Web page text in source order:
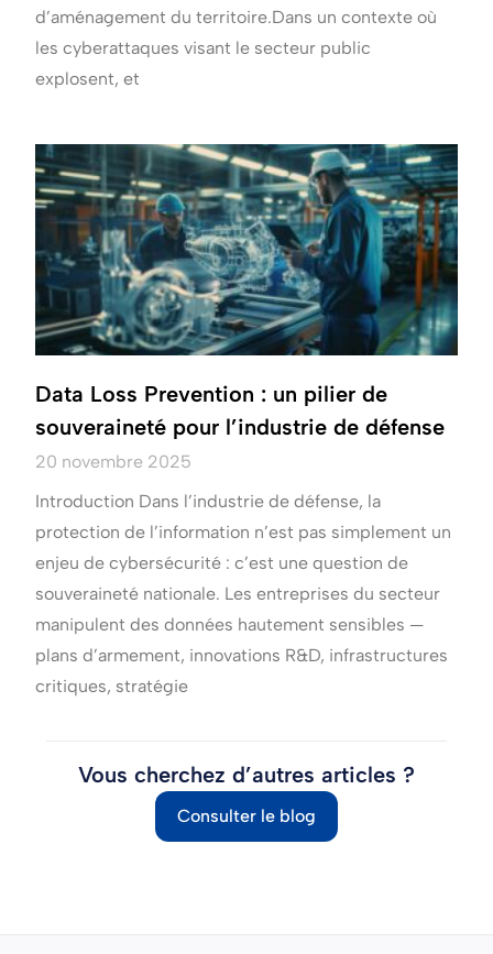
d’aménagement du territoire.Dans un contexte où
les cyberattaques visant le secteur public
explosent, et
Data Loss Prevention : un pilier de
souveraineté pour l’industrie de défense
20 novembre 2025
Introduction Dans l’industrie de défense, la
protection de l’information n’est pas simplement un
enjeu de cybersécurité : c’est une question de
souveraineté nationale. Les entreprises du secteur
manipulent des données hautement sensibles —
plans d’armement, innovations R&D, infrastructures
critiques, stratégie
Vous cherchez d’autres articles ?
Consulter le blog